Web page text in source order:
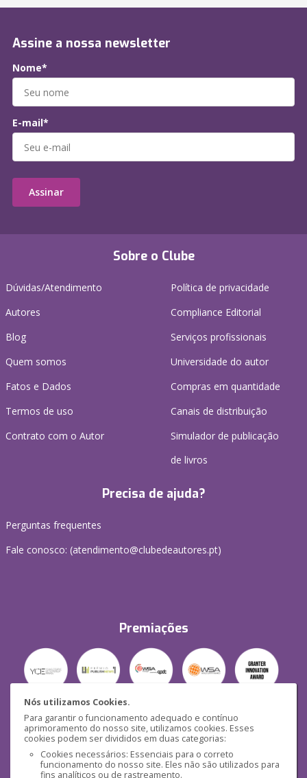
Nós utilizamos Cookies.
Para garantir o funcionamento adequado e contínuo
aprimoramento do nosso site, utilizamos cookies. Esses
cookies podem ser divididos em duas categorias:
Cookies necessários: Essenciais para o correto
funcionamento do nosso site. Eles não são utilizados para
fins analíticos ou de rastreamento.
Sobre o Clube
Dúvidas/Atendimento
Autores
Blog
Quem somos
Fatos e Dados
Termos de uso
Contrato com o Autor
Política de privacidade
Compliance Editorial
Serviços profissionais
Universidade do autor
Compras em quantidade
Canais de distribuição
Simulador de publicação
de livros
Precisa de ajuda?
Perguntas frequentes
Fale conosco: (atendimento@clubedeautores.pt)
Premiações
Segurança
Assine a nossa newsletter
Nome*
E-mail*
Assinar